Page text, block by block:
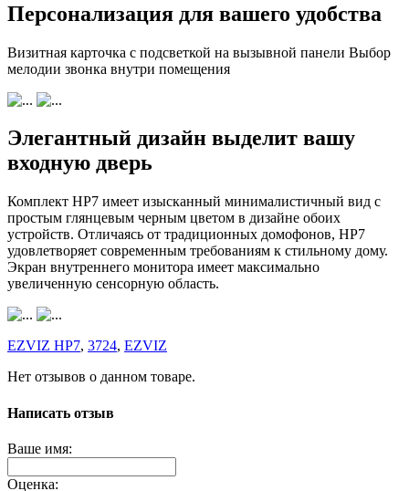
Персонализация для вашего удобства
Визитная карточка с подсветкой на вызывной панели Выбор
мелодии звонка внутри помещения
Элегантный дизайн выделит вашу
входную дверь
Комплект HP7 имеет изысканный минималистичный вид с
простым глянцевым черным цветом в дизайне обоих
устройств. Отличаясь от традиционных домофонов, HP7
удовлетворяет современным требованиям к стильному дому.
Экран внутреннего монитора имеет максимально
увеличенную сенсорную область.
EZVIZ HP7, 3724, EZVIZ
Нет отзывов о данном товаре.
Написать отзыв
Ваше имя:
Оценка: